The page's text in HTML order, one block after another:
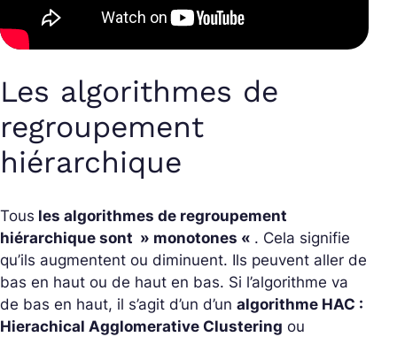
Les algorithmes de
regroupement
hiérarchique
Tous les algorithmes de regroupement
hiérarchique sont » monotones « . Cela signifie
qu’ils augmentent ou diminuent. Ils peuvent aller de
bas en haut ou de haut en bas. Si l’algorithme va
de bas en haut, il s’agit d’un d’un algorithme HAC :
Hierachical Agglomerative Clustering ou